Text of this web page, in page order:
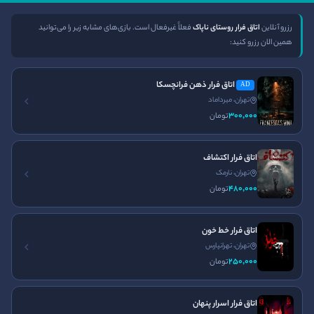
رزرو آنلایناتاق فرار روستای ناپاکفعلاً غیرفعال است. بازی‌های مشابه زیر را می‌توانید
همین الان رزرو کنید:
AD اتاق فرار ذهن فرانچسکا
تهران، میرداماد
300٬000تومان
اتاق فرار اکتشاف
تهران، نارمک
480٬000تومان
اتاق فرار خط خون
تهران، تهرانپارس
250٬000تومان
اتاق فرار اسرار پنهان
دسترسی سریع
صفحه اصلی
ورود
تماس با ما
قوانین و مقررات
مجله ایران اسکیپ
خدمت شما هستیم
نصب اپلیکیشن ایران اسکیپ
اتاق فرار ترسناک اتاق فرار اصفهان اتاق فرار تهران اتاق فرار غیر ترسناک اتاق فرار کرج
اتاق فرار مشهد